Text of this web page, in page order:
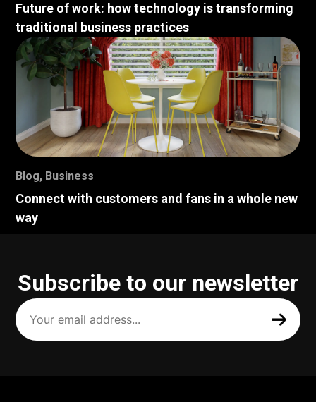
Future of work: how technology is transforming
traditional business practices
Blog, Business
Connect with customers and fans in a whole new
way
Subscribe to our newsletter
Your
email
address
(Required)